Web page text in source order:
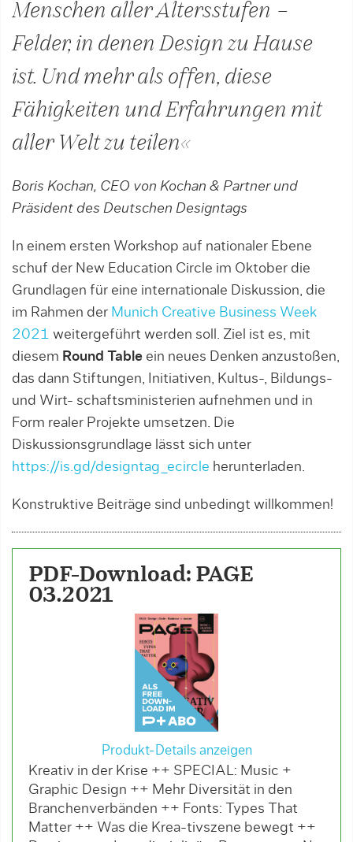
Menschen aller Altersstufen –
Felder, in denen Design zu Hause
ist. Und mehr als offen, diese
Fähigkeiten und Erfahrungen mit
aller Welt zu teilen«
Boris Kochan, CEO von Kochan & Partner und
Präsident des Deutschen Designtags
In einem ersten Workshop auf nationaler Ebene
schuf der New Education Circle im Oktober die
Grundlagen für eine internationale Diskussion, die
im Rahmen der Munich Creative Business Week
2021 weitergeführt werden soll. Ziel ist es, mit
diesem Round Table ein neues Denken anzustoßen,
das dann Stiftungen, Initiativen, Kultus-, Bildungs-
und Wirt- schaftsministerien aufnehmen und in
Form realer Projekte umsetzen. Die
Diskussionsgrundlage lässt sich unter
https://is.gd/designtag_ecircle herunterladen.
Konstruktive Beiträge sind unbedingt willkommen!
PDF-Download: PAGE
03.2021
Produkt-Details anzeigen
Kreativ in der Krise ++ SPECIAL: Music +
Graphic Design ++ Mehr Diversität in den
Branchenverbänden ++ Fonts: Types That
Matter ++ Was die Krea-tivszene bewegt ++